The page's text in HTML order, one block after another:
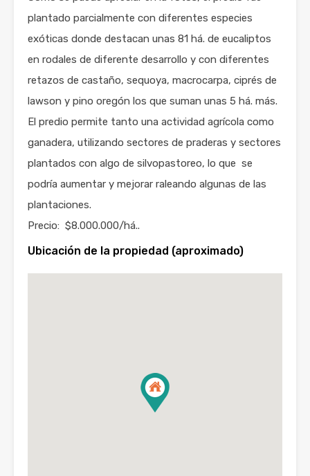
plantado parcialmente con diferentes especies
exóticas donde destacan unas 81 há. de eucaliptos
en rodales de diferente desarrollo y con diferentes
retazos de castaño, sequoya, macrocarpa, ciprés de
lawson y pino oregón los que suman unas 5 há. más.
El predio permite tanto una actividad agrícola como
ganadera, utilizando sectores de praderas y sectores
plantados con algo de silvopastoreo, lo que se
podría aumentar y mejorar raleando algunas de las
plantaciones.
Precio: $8.000.000/há..
Ubicación de la propiedad (aproximado)